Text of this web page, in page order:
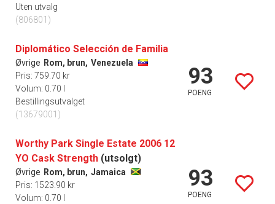
Uten utvalg
(806801)
Diplomático Selección de Familia
Øvrige Rom, brun, Venezuela
Pris: 759.70 kr
Volum: 0.70 l
Bestillingsutvalget
(13679001)
93
POENG
Worthy Park Single Estate 2006 12
YO Cask Strength (utsolgt)
Øvrige Rom, brun, Jamaica
Pris: 1523.90 kr
Volum: 0.70 l
93
POENG